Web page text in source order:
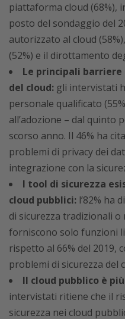
piattaforma cloud (68%),
posto del sondaggio del
autorizzato al cloud
(52%) e il dirottamento
Le principali barriere
del cloud: gli intervistati
personale qualificato
all’adozione – dal quinto
scorso anno. Il 46% ha
problemi di privacy dei
integrazione con la
I tool di sicurezza
cloud pubblici: l’82% ha
di sicurezza tradizionali
forniscono solo funzioni
rispetto al 66% del 2019,
problemi di sicurezza del
Il cloud pubblico è
intervistati ritiene che il
sicurezza nei cloud